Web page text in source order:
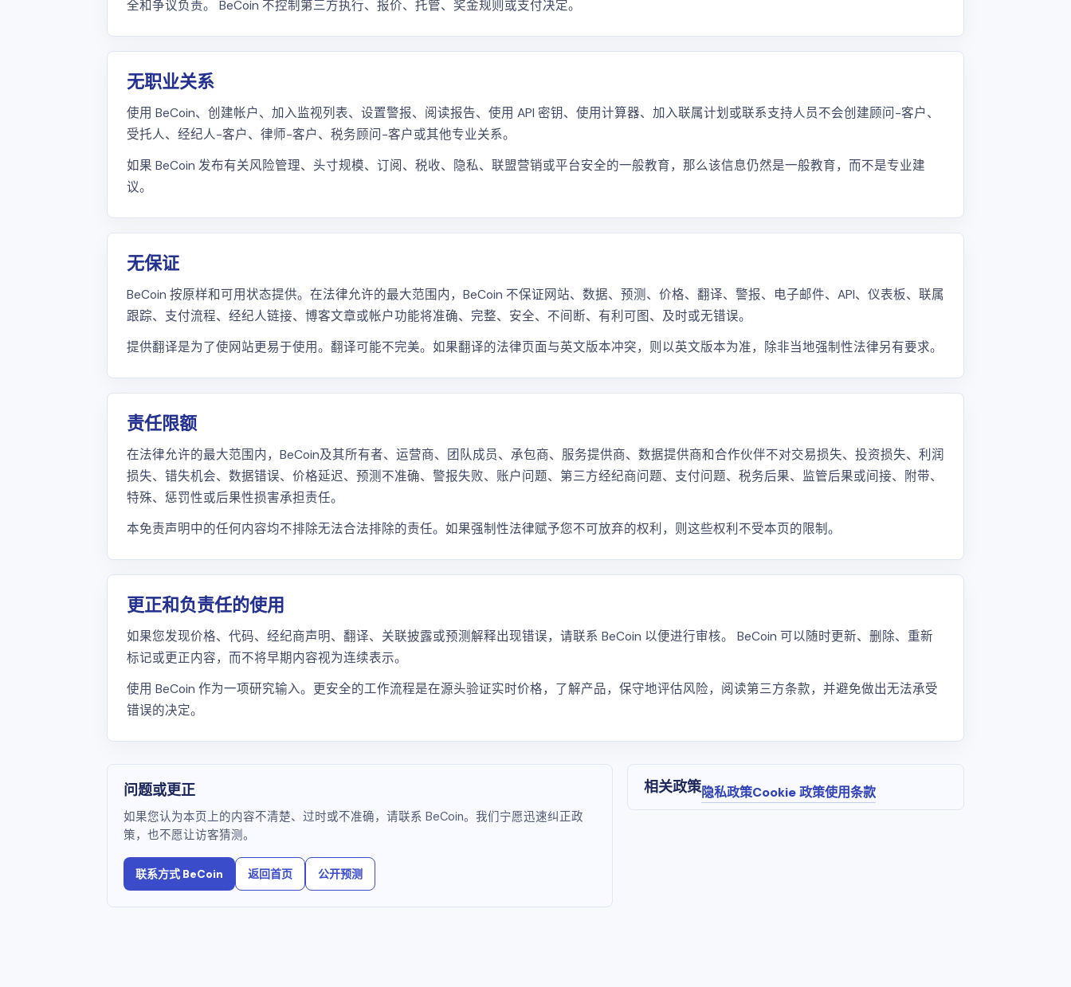
全和争议负责。 BeCoin 不控制第三方执行、报价、托管、奖金规则或支付决定。
无职业关系
使用 BeCoin、创建帐户、加入监视列表、设置警报、阅读报告、使用 API 密钥、使用计算器、加入联属计划或联系支持人员不会创建顾问-客户、
受托人、经纪人-客户、律师-客户、税务顾问-客户或其他专业关系。
如果 BeCoin 发布有关风险管理、头寸规模、订阅、税收、隐私、联盟营销或平台安全的一般教育，那么该信息仍然是一般教育，而不是专业建
议。
无保证
BeCoin 按原样和可用状态提供。在法律允许的最大范围内，BeCoin 不保证网站、数据、预测、价格、翻译、警报、电子邮件、API、仪表板、联属
跟踪、支付流程、经纪人链接、博客文章或帐户功能将准确、完整、安全、不间断、有利可图、及时或无错误。
提供翻译是为了使网站更易于使用。翻译可能不完美。如果翻译的法律页面与英文版本冲突，则以英文版本为准，除非当地强制性法律另有要求。
责任限额
在法律允许的最大范围内，BeCoin及其所有者、运营商、团队成员、承包商、服务提供商、数据提供商和合作伙伴不对交易损失、投资损失、利润
损失、错失机会、数据错误、价格延迟、预测不准确、警报失败、账户问题、第三方经纪商问题、支付问题、税务后果、监管后果或间接、附带、
特殊、惩罚性或后果性损害承担责任。
本免责声明中的任何内容均不排除无法合法排除的责任。如果强制性法律赋予您不可放弃的权利，则这些权利不受本页的限制。
更正和负责任的使用
如果您发现价格、代码、经纪商声明、翻译、关联披露或预测解释出现错误，请联系 BeCoin 以便进行审核。 BeCoin 可以随时更新、删除、重新
标记或更正内容，而不将早期内容视为连续表示。
使用 BeCoin 作为一项研究输入。更安全的工作流程是在源头验证实时价格，了解产品，保守地评估风险，阅读第三方条款，并避免做出无法承受
错误的决定。
问题或更正
如果您认为本页上的内容不清楚、过时或不准确，请联系 BeCoin。我们宁愿迅速纠正政
策，也不愿让访客猜测。
联系方式 BeCoin 返回首页 公开预测
相关政策隐私政策Cookie 政策使用条款